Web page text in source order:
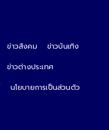
ข่าวสังคม
ข่าวบันเทิง
ข่าวต่างประเทศ
นโยบายการเป็นส่วนตัว